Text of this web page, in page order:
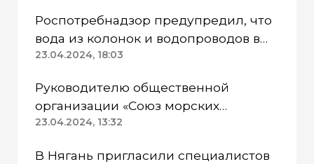
Роспотребнадзор предупредил, что
вода из колонок и водопроводов в
Казанском районе непригодна для
23.04.2024, 18:03
Руководителю общественной
организации «Союз морских
пехотинцев» Югры вынесли
23.04.2024, 13:32
В Нягань пригласили специалистов